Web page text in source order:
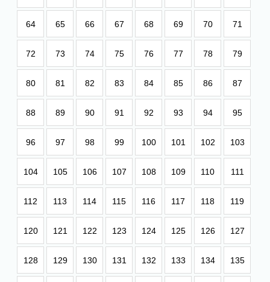
64 65 66 67 68 69 70 71
72 73 74 75 76 77 78 79
80 81 82 83 84 85 86 87
88 89 90 91 92 93 94 95
96 97 98 99 100 101 102 103
104 105 106 107 108 109 110 111
112 113 114 115 116 117 118 119
120 121 122 123 124 125 126 127
128 129 130 131 132 133 134 135